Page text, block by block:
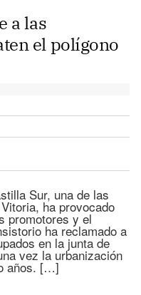
a las
el polígono
Sur, una de las
ha provocado
promotores y el
ha reclamado a
en la junta de
vez la urbanización
años. […]